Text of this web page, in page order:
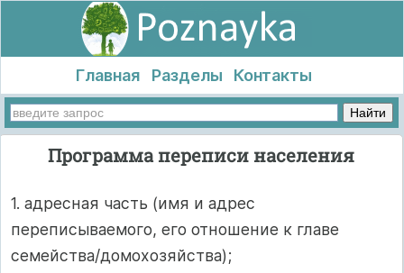
Главная Разделы Контакты
Программа переписи населения
1. адресная часть (имя и адрес
переписываемого, его отношение к главе
семейства/домохозяйства);